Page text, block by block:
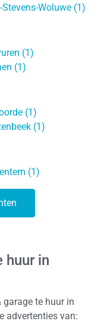
Woluwe (1)
(1)
(1)
(1)
(1)
(1)
huur in
garage te huur in
advertenties van: